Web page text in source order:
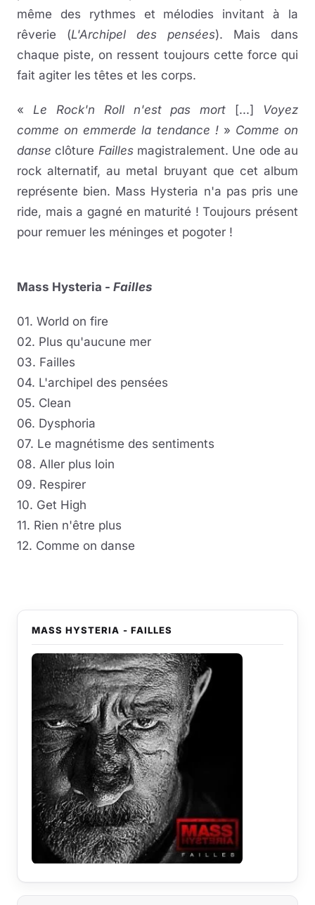
même des rythmes et mélodies invitant à la
rêverie (L'Archipel des pensées). Mais dans
chaque piste, on ressent toujours cette force qui
fait agiter les têtes et les corps.
« Le Rock'n Roll n'est pas mort [...] Voyez
comme on emmerde la tendance !» Comme on
danse clôture Faillesmagistralement. Une ode au
rock alternatif, au metal bruyant que cet album
représente bien. Mass Hysteria n'a pas pris une
ride, mais a gagné en maturité ! Toujours présent
pour remuer les méninges et pogoter !
Mass Hysteria - Failles
01. World on fire
02. Plus qu'aucune mer
03. Failles
04. L'archipel des pensées
05. Clean
06. Dysphoria
07. Le magnétisme des sentiments
08. Aller plus loin
09. Respirer
10. Get High
11. Rien n'être plus
12. Comme on danse
MASS HYSTERIA - FAILLES